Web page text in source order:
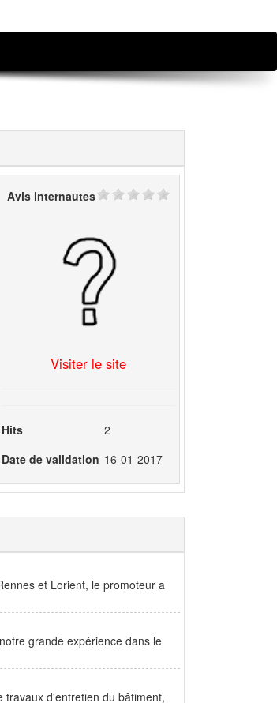
Avis internautes
Visiter le site
Hits
2
Date de validation 16-01-2017
et Lorient, le promoteur a
grande expérience dans le
travaux d'entretien du bâtiment,